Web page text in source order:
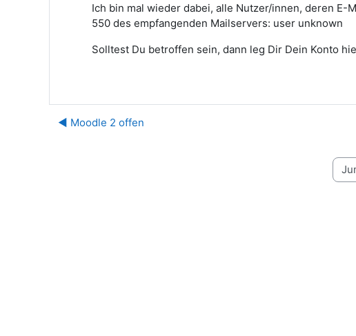
Ich bin mal wieder dabei, alle Nutzer/innen, deren
550 des empfangenden Mailservers: user unknown
Solltest Du betroffen sein, dann leg Dir Dein Konto
◀︎ Moodle 2 offen